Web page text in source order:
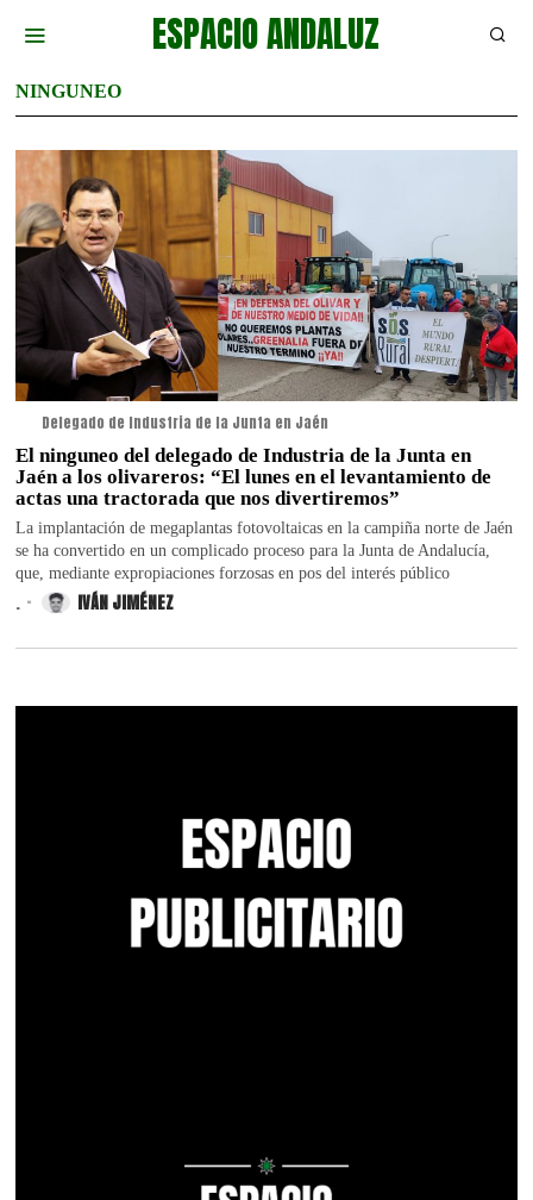
ESPACIO ANDALUZ
NINGUNEO
Delegado de Industria de la Junta en Jaén
El ninguneo del delegado de Industria de la Junta en
Jaén a los olivareros: “El lunes en el levantamiento de
actas una tractorada que nos divertiremos”
La implantación de megaplantas fotovoltaicas en la campiña norte de Jaén
se ha convertido en un complicado proceso para la Junta de Andalucía,
que, mediante expropiaciones forzosas en pos del interés público
. IVÁN JIMÉNEZ